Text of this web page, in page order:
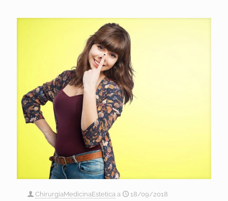
ChirurgiaMedicinaEstetica a 18/09/2018